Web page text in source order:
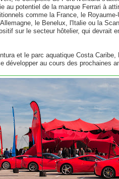
au potentiel de la marque Ferrari à
comme la France, le
le Benelux, l'Italie ou la
sur le secteur hôtelier, qui devrait
et le parc aquatique Costa Caribe,
développer au cours des prochaines